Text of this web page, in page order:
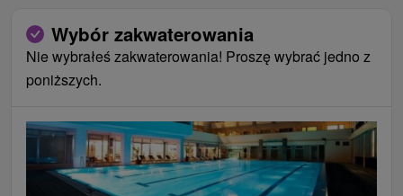
Wybór zakwaterowania
Nie wybrałeś zakwaterowania! Proszę wybrać jedno z
poniższych.